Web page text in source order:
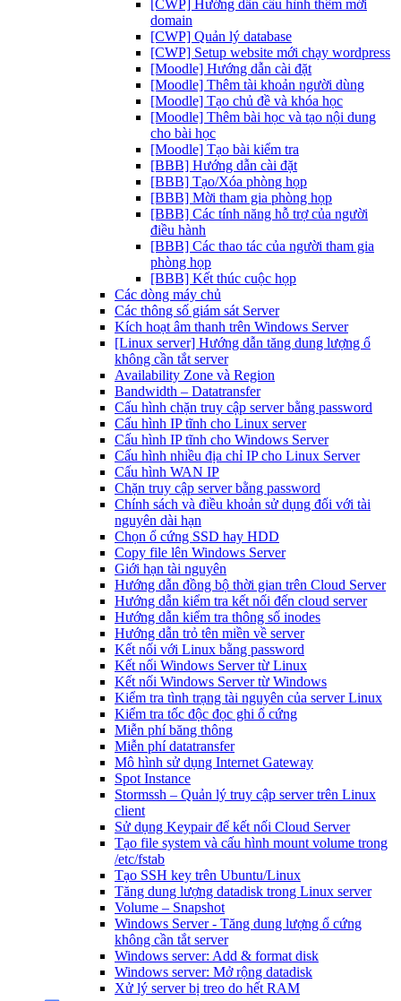
[CWP] Hướng dẫn cấu hình thêm mới
domain
[CWP] Quản lý database
[CWP] Setup website mới chạy wordpress
[Moodle] Hướng dẫn cài đặt
[Moodle] Thêm tài khoản người dùng
[Moodle] Tạo chủ đề và khóa học
[Moodle] Thêm bài học và tạo nội dung
cho bài học
[Moodle] Tạo bài kiểm tra
[BBB] Hướng dẫn cài đặt
[BBB] Tạo/Xóa phòng họp
[BBB] Mời tham gia phòng họp
[BBB] Các tính năng hỗ trợ của người
điều hành
[BBB] Các thao tác của người tham gia
phòng họp
[BBB] Kết thúc cuộc họp
Các dòng máy chủ
Các thông số giám sát Server
Kích hoạt âm thanh trên Windows Server
[Linux server] Hướng dẫn tăng dung lượng ổ
không cần tắt server
Availability Zone và Region
Bandwidth – Datatransfer
Cấu hình chặn truy cập server bằng password
Cấu hình IP tĩnh cho Linux server
Cấu hình IP tĩnh cho Windows Server
Cấu hình nhiều địa chỉ IP cho Linux Server
Cấu hình WAN IP
Chặn truy cập server bằng password
Chính sách và điều khoản sử dụng đối với tài
nguyên dài hạn
Chọn ổ cứng SSD hay HDD
Copy file lên Windows Server
Giới hạn tài nguyên
Hướng dẫn đồng bộ thời gian trên Cloud Server
Hướng dẫn kiểm tra kết nối đến cloud server
Hướng dẫn kiểm tra thông số inodes
Hướng dẫn trỏ tên miền về server
Kết nối với Linux bằng password
Kết nối Windows Server từ Linux
Kết nối Windows Server từ Windows
Kiểm tra tình trạng tài nguyên của server Linux
Kiểm tra tốc độc đọc ghi ổ cứng
Miễn phí băng thông
Miễn phí datatransfer
Mô hình sử dụng Internet Gateway
Spot Instance
Stormssh – Quản lý truy cập server trên Linux
client
Sử dụng Keypair để kết nối Cloud Server
Tạo file system và cấu hình mount volume trong
/etc/fstab
Tạo SSH key trên Ubuntu/Linux
Tăng dung lượng datadisk trong Linux server
Volume – Snapshot
Windows Server - Tăng dung lượng ổ cứng
không cần tắt server
Windows server: Add & format disk
Windows server: Mở rộng datadisk
Xử lý server bị treo do hết RAM